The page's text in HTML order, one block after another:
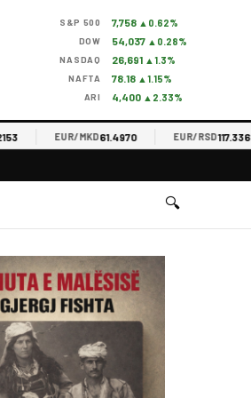
S&P 500 7,758 ▲0.62%
DOW 54,037 ▲0.28%
NASDAQ 26,691 ▲1.3%
NAFTA 78.18 ▲1.15%
ARI 4,400 ▲2.33%
EUR/MKD61.4970 EUR/RSD117.3365
🔍